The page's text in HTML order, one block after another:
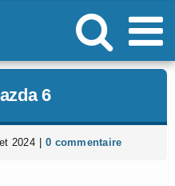
6
2024 0 commentaire